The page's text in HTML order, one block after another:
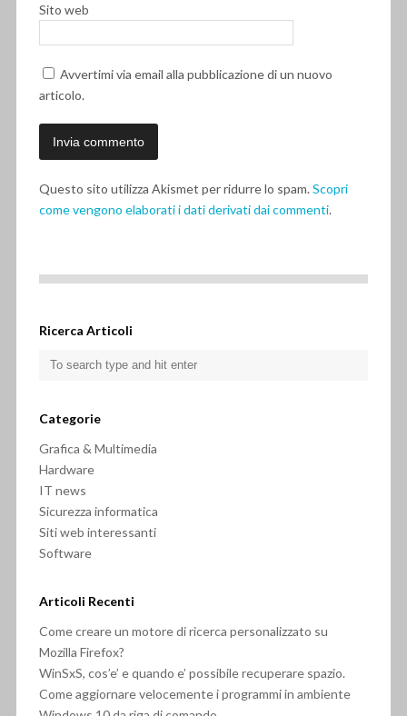
Sito web
Avvertimi via email alla pubblicazione di un nuovo
articolo.
Questo sito utilizza Akismet per ridurre lo spam.Scopri
come vengono elaborati i dati derivati dai commenti.
Ricerca Articoli
Categorie
Grafica & Multimedia
Hardware
IT news
Sicurezza informatica
Siti web interessanti
Software
Articoli Recenti
Come creare un motore di ricerca personalizzato su
Mozilla Firefox?
WinSxS, cos’e’ e quando e’ possibile recuperare spazio.
Come aggiornare velocemente i programmi in ambiente